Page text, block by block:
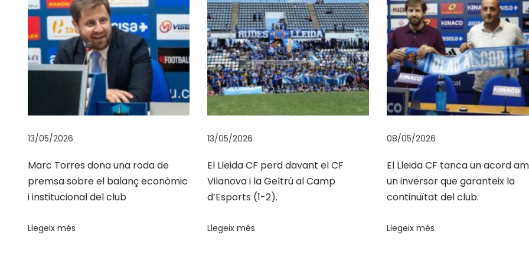
m
p
r
e
n
t
a
a
i
13/05/2026
Marc Torres dona una roda de
premsa sobre el balanç econòmic
i institucional del club
Llegeix més
13/05/2026
El Lleida CF perd davant el CF
Vilanova i la Geltrú al Camp
d’Esports (1-2).
Llegeix més
08/05/2026
El Lleida CF tanca un acord
un inversor que garanteix la
continuïtat del club.
Llegeix més